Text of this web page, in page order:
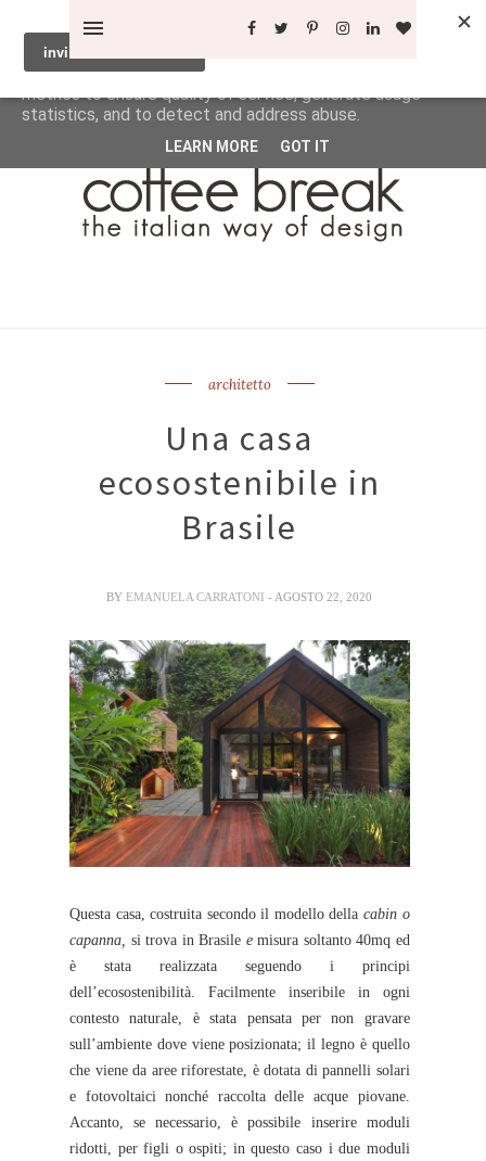
architetto
Una casa
ecosostenibile in
Brasile
BY EMANUELA CARRATONI- AGOSTO 22, 2020
Questa casa, costruita secondo il modello dellacabin o
capanna, si trova in Brasile emisura soltanto 40mq ed
è stata realizzata seguendo i principi
dell’ecosostenibilità. Facilmente inseribile in ogni
contesto naturale, è stata pensata per non gravare
sull’ambiente dove viene posizionata; il legno è quello
che viene da aree riforestate, è dotata di pannelli solari
e fotovoltaici nonché raccolta delle acque piovane.
Accanto, se necessario, è possibile inserire moduli
ridotti, per figli o ospiti; in questo caso i due moduli
This site uses cookies from Google to deliver its services
and to analyze traffic. Your IP address and user-agent are
shared with Google along with performance and security
metrics to ensure quality of service, generate usage
statistics, and to detect and address abuse.
LEARN MORE GOT IT